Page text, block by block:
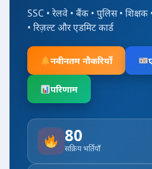
SSC • रेलवे • बैंक • पुलिस • शिक्षक
• रिज़ल्ट और एडमिट कार्ड
नवीनतम नौकरियाँ
परिणाम
80
सक्रिय भर्तियाँ